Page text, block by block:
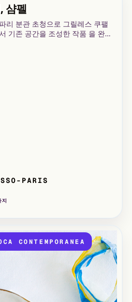
샴펠
리 분관 초청으로 그릴레스 쿠팰
기존 공간을 조성한 작품 을 완성
PARIS
CONTEMPORANEA